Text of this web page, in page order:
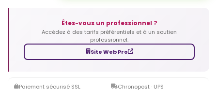
Êtes-vous un professionnel ?
Accédez à des tarifs préférentiels et à un soutien
professionnel.
Site Web Pro
Paiement sécurisé SSL
Chronopost · UPS